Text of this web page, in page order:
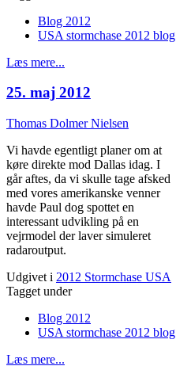
Blog 2012
USA stormchase 2012 blog
Læs mere...
25. maj 2012
Thomas Dolmer Nielsen
Vi havde egentligt planer om at
køre direkte mod Dallas idag. I
går aftes, da vi skulle tage afsked
med vores amerikanske venner
havde Paul dog spottet en
interessant udvikling på en
vejrmodel der laver simuleret
radaroutput.
Udgivet i 2012 Stormchase USA
Tagget under
Blog 2012
USA stormchase 2012 blog
Læs mere...